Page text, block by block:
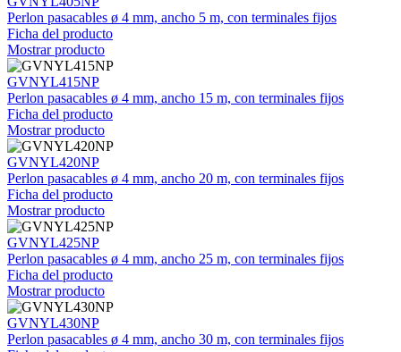
Perlon pasacables ø 4 mm, ancho 5 m, con terminales fijos
Ficha del producto
Mostrar producto
GVNYL415NP
Perlon pasacables ø 4 mm, ancho 15 m, con terminales fijos
Ficha del producto
Mostrar producto
GVNYL420NP
Perlon pasacables ø 4 mm, ancho 20 m, con terminales fijos
Ficha del producto
Mostrar producto
GVNYL425NP
Perlon pasacables ø 4 mm, ancho 25 m, con terminales fijos
Ficha del producto
Mostrar producto
GVNYL430NP
Perlon pasacables ø 4 mm, ancho 30 m, con terminales fijos